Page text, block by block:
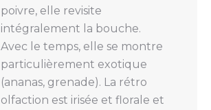
poivre, elle revisite
intégralement la bouche.
Avec le temps, elle se montre
particulièrement exotique
(ananas, grenade). La rétro
olfaction est irisée et florale et